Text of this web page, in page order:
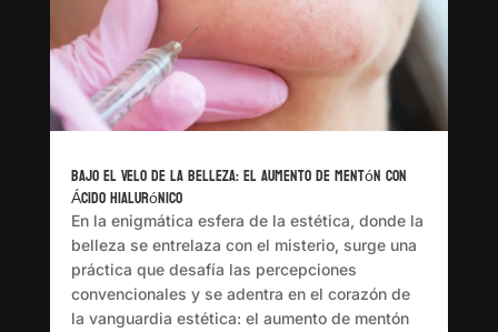
Bajo el Velo de la Belleza: El Aumento de Mentón con
Ácido Hialurónico
En la enigmática esfera de la estética, donde la
belleza se entrelaza con el misterio, surge una
práctica que desafía las percepciones
convencionales y se adentra en el corazón de
la vanguardia estética: el aumento de mentón